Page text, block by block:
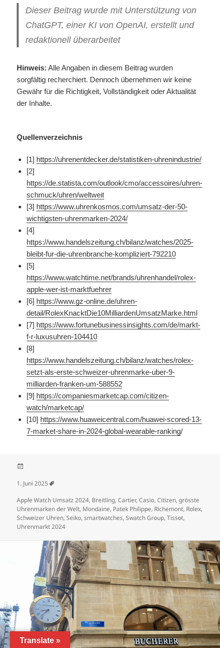
Dieser Beitrag wurde mit Unterstützung von
ChatGPT, einer KI von OpenAI, erstellt und
redaktionell überarbeitet
Hinweis: Alle Angaben in diesem Beitrag wurden
sorgfältig recherchiert. Dennoch übernehmen wir keine
Gewähr für die Richtigkeit, Vollständigkeit oder Aktualität
der Inhalte.
Quellenverzeichnis
[1] https://uhrenentdecker.de/statistiken-uhrenindustrie/
[2]
https://de.statista.com/outlook/cmo/accessoires/uhren-
schmuck/uhren/weltweit
[3] https://www.uhrenkosmos.com/umsatz-der-50-
wichtigsten-uhrenmarken-2024/
[4]
https://www.handelszeitung.ch/bilanz/watches/2025-
bleibt-fur-die-uhrenbranche-kompliziert-792210
[5]
https://www.watchtime.net/brands/uhrenhandel/rolex-
apple-wer-ist-marktfuehrer
[6] https://www.gz-online.de/uhren-
detail/RolexKnacktDie10MilliardenUmsatzMarke.html
[7] https://www.fortunebusinessinsights.com/de/markt-
f-r-luxusuhren-104410
[8]
https://www.handelszeitung.ch/bilanz/watches/rolex-
setzt-als-erste-schweizer-uhrenmarke-uber-9-
milliarden-franken-um-588552
[9] https://companiesmarketcap.com/citizen-
watch/marketcap/
[10] https://www.huaweicentral.com/huawei-scored-13-
7-market-share-in-2024-global-wearable-ranking/
1. Juni 2025
Apple Watch Umsatz 2024, Breitling,Cartier,Casio,Citizen,grösste
Uhrenmarken der Welt, Mondaine, Patek Philippe, Richemont, Rolex,
Schweizer Uhren,Seiko,smartwatches,Swatch Group,Tissot,
Uhrenmarkt 2024
Translate »